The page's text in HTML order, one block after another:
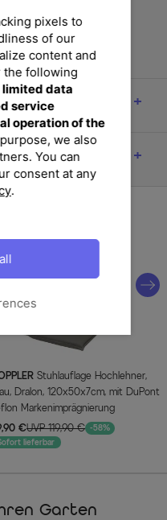
xerix/anthrazit,
Dralon, 120x50x7cm, mit DuPont
Markenimprägnierung
€UVP 119,90 € -58%
lieferbar
Garten
pixels to
of our
content and
the following
data
service
operation of the
we also
You can
consent at any
.